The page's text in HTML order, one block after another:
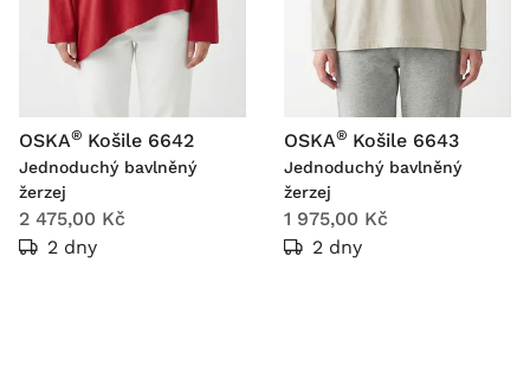
OSKA® Košile 6642
Jednoduchý bavlněný
žerzej
2 475,00 Kč
2 dny
OSKA® Košile 6643
Jednoduchý bavlněný
žerzej
1 975,00 Kč
2 dny